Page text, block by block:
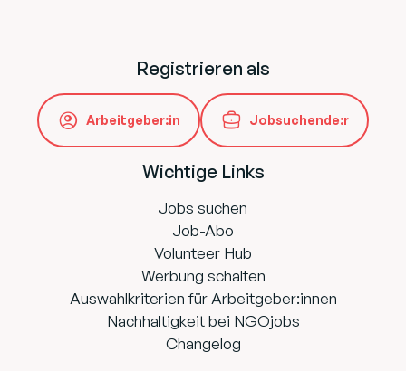
Registrieren als
Arbeitgeber:in Jobsuchende:r
Wichtige Links
Jobs suchen
Job-Abo
Volunteer Hub
Werbung schalten
Auswahlkriterien für Arbeitgeber:innen
Nachhaltigkeit bei NGOjobs
Changelog